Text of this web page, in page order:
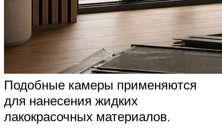
Подобные камеры применяются
для нанесения жидких
лакокрасочных материалов.